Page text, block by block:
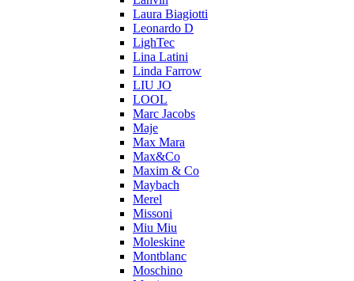
Laura Biagiotti
Leonardo D
LighTec
Lina Latini
Linda Farrow
LIU JO
LOOL
Marc Jacobs
Maje
Max Mara
Max&Co
Maxim & Co
Maybach
Merel
Missoni
Miu Miu
Moleskine
Montblanc
Moschino